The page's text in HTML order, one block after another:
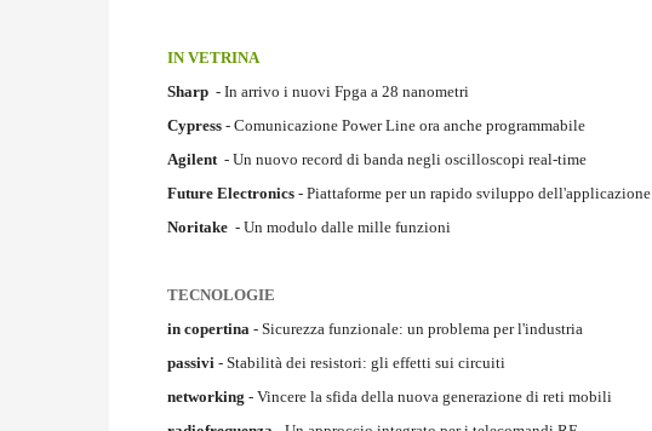
IN VETRINA
Sharp - In arrivo i nuovi Fpga a 28 nanometri
Cypress - Comunicazione Power Line ora anche programmabile
Agilent - Un nuovo record di banda negli oscilloscopi real-time
Future Electronics - Piattaforme per un rapido sviluppo dell'applicazione
Noritake - Un modulo dalle mille funzioni
TECNOLOGIE
in copertina - Sicurezza funzionale: un problema per l'industria
passivi - Stabilità dei resistori: gli effetti sui circuiti
networking - Vincere la sfida della nuova generazione di reti mobili